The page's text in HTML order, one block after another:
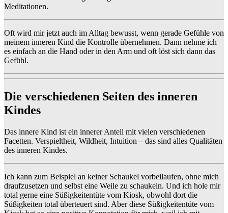
Meditationen.
Oft wird mir jetzt auch im Alltag bewusst, wenn gerade Gefühle von
meinem inneren Kind die Kontrolle übernehmen. Dann nehme ich
es einfach an die Hand oder in den Arm und oft löst sich dann das
Gefühl.
Die verschiedenen Seiten des inneren
Kindes
Das innere Kind ist ein innerer Anteil mit vielen verschiedenen
Facetten. Verspieltheit, Wildheit, Intuition – das sind alles Qualitäten
des inneren Kindes.
Ich kann zum Beispiel an keiner Schaukel vorbeilaufen, ohne mich
draufzusetzen und selbst eine Weile zu schaukeln. Und ich hole mir
total gerne eine Süßigkeitentüte vom Kiosk, obwohl dort die
Süßigkeiten total überteuert sind. Aber diese Süßigkeitentüte vom